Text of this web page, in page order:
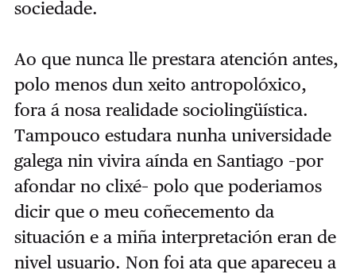
sociedade.
Ao que nunca lle prestara atención antes,
polo menos dun xeito antropolóxico,
fora á nosa realidade sociolingüística.
Tampouco estudara nunha universidade
galega nin vivira aínda en Santiago –por
afondar no clixé– polo que poderiamos
dicir que o meu coñecemento da
situación e a miña interpretación eran de
nivel usuario. Non foi ata que apareceu a